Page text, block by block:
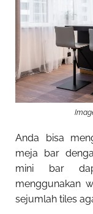
Anda bisa
meja bar
mini bar
menggunakan
sejumlah tiles